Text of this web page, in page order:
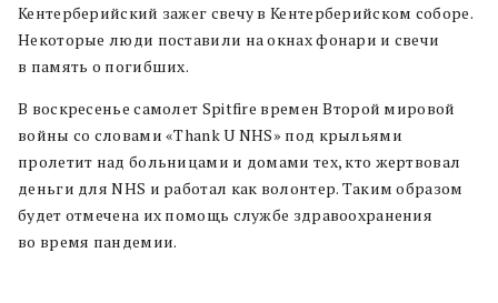
Кентерберийский зажег свечу в Кентерберийском соборе.
Некоторые люди поставили на окнах фонари и свечи
в память о погибших.
В воскресенье самолет Spitfire времен Второй мировой
войны со словами «Thank U NHS» под крыльями
пролетит над больницами и домами тех, кто жертвовал
деньги для NHS и работал как волонтер. Таким образом
будет отмечена их помощь службе здравоохранения
во время пандемии.